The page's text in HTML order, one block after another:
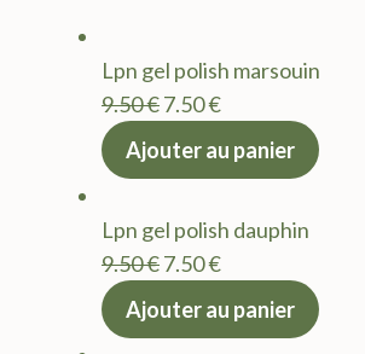
Lpn gel polish marsouin
9.50€Le
prix
9.50 €.
7.50€Le
actuel
7.50 €.
Ajouter au panier
Lpn gel polish dauphin
9.50€Le
prix
7.50€Le
actuel
Ajouter au panier